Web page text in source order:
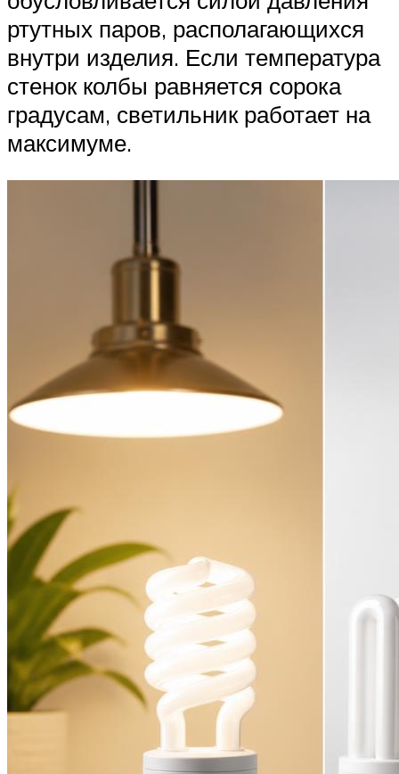
ртутных паров, располагающихся
внутри изделия. Если температура
стенок колбы равняется сорока
градусам, светильник работает на
максимуме.